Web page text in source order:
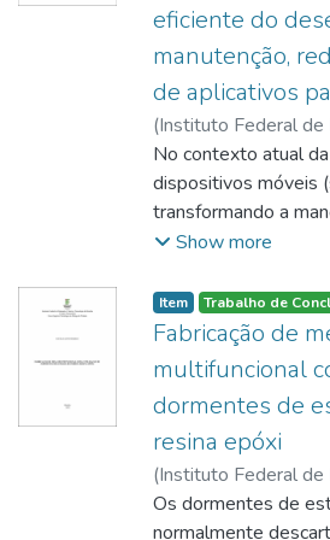
aprendizagem em
também no
âmbito do ensino
procura-se relatar o
pedagógica e a
Supervisionados.
a entrevista contou
que foram
mais recorrentes na
empresa júnior e
O
artigo buscou
experiência de um
incluso no
contexto da vivência
eficiente do
manutenção,
de aplicativos
(Instituto Federal de
Benazzi, Cliffy
No contexto atual
dispositivos móveis
transformando a
realizamos nossas
de produtos e
presente artigo tem
demonstrar o
organizações
melhoria em seus
digitais, com os
demandas. Assim,
foi estruturado com
de uma pesquisa
Show more
Item Trabalho de
Fabricação de
multifuncional
dormentes de
resina epóxi
(Instituto Federal de
Cecília Alves
Os dormentes de
normalmente